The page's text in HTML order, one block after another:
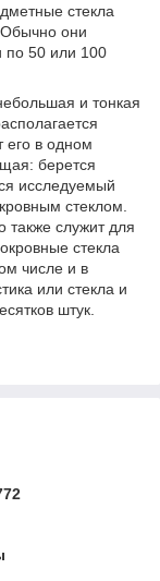
стекла
Обычно они
по 50 или 100
и тонкая
его в одном
берется
исследуемый
стеклом.
также служит для
стекла
числе и в
или стекла и
штук.